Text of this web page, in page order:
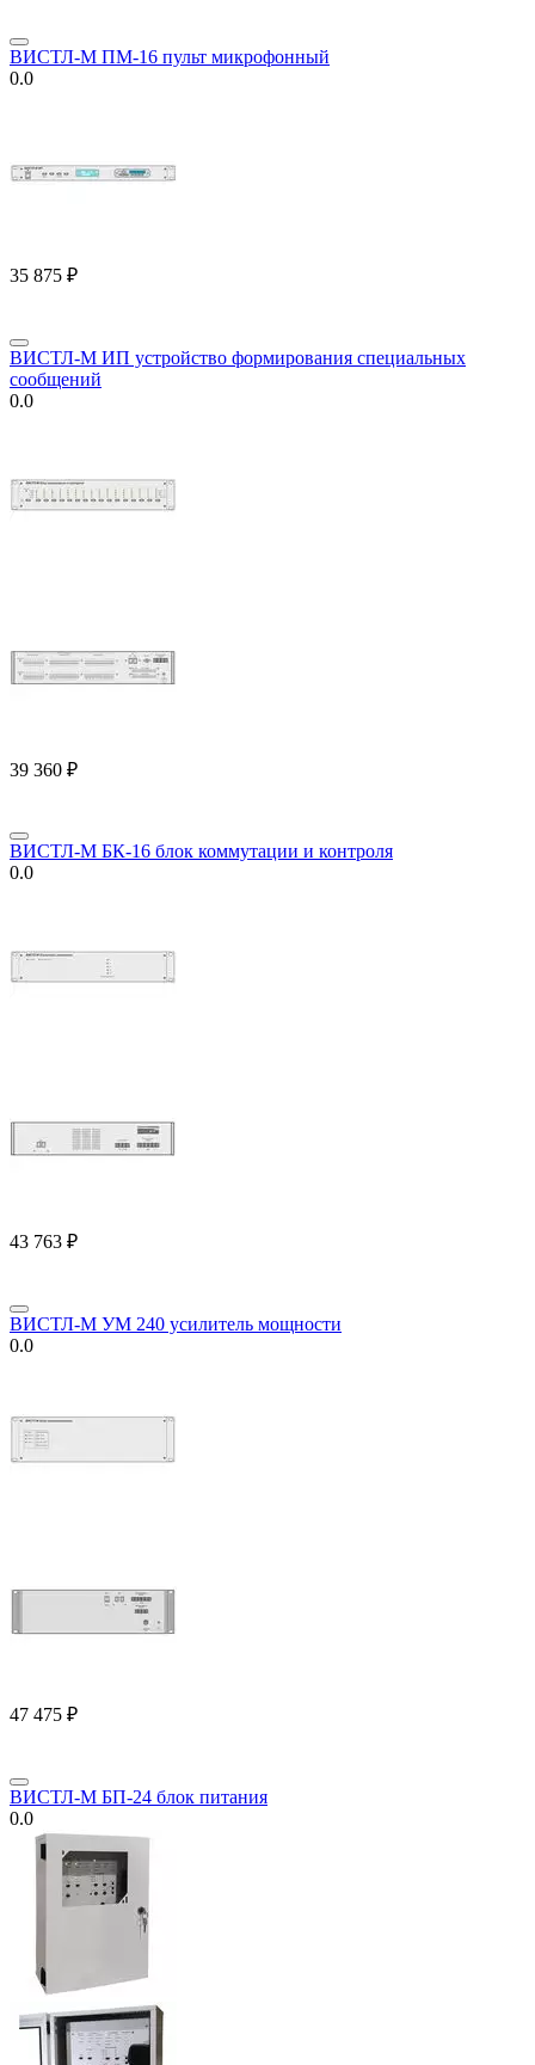
ВИСТЛ-М ПМ-16 пульт микрофонный
0.0
35 875 ₽
ВИСТЛ-М ИП устройство формирования специальных
сообщений
0.0
39 360 ₽
ВИСТЛ-М БК-16 блок коммутации и контроля
0.0
43 763 ₽
ВИСТЛ-М УМ 240 усилитель мощности
0.0
47 475 ₽
ВИСТЛ-М БП-24 блок питания
0.0